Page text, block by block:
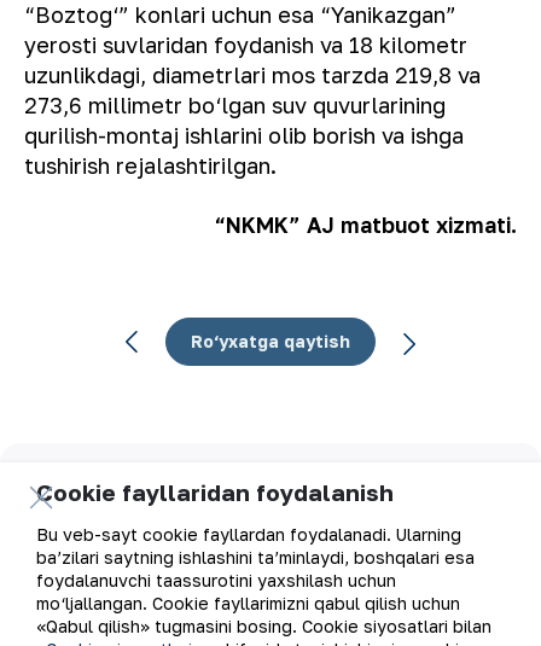
“Boztog‘” konlari uchun esa “Yanikazgan”
yerosti suvlaridan foydanish va 18 kilometr
uzunlikdagi, diametrlari mos tarzda 219,8 va
273,6 millimetr bo‘lgan suv quvurlarining
qurilish-montaj ishlarini olib borish va ishga
tushirish rejalashtirilgan.
“NKMK” AJ matbuot xizmati.
Ro‘yxatga qaytish
Elektron pochta manzili
Yangilanishlarga obuna bo'ling
Cookie fayllaridan foydalanish
Bu veb-sayt cookie fayllardan foydalanadi. Ularning
ba’zilari saytning ishlashini ta’minlaydi, boshqalari esa
foydalanuvchi taassurotini yaxshilash uchun
mo‘ljallangan. Cookie fayllarimizni qabul qilish uchun
«Qabul qilish» tugmasini bosing. Cookie siyosatlari bilan